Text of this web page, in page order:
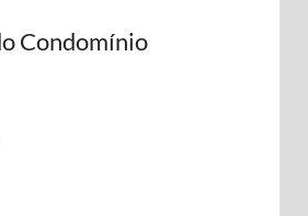
Condomínio